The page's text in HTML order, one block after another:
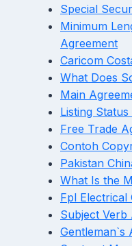
Special
Minimum
Agreement
Caricom
What Does
Main
Listing
Free Trade
Contoh
Pakistan
What Is the
Fpl Electrical
Subject Verb
Gentleman`s